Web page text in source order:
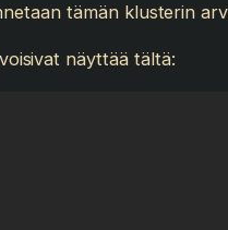
tämän klusterin
näyttää tältä: